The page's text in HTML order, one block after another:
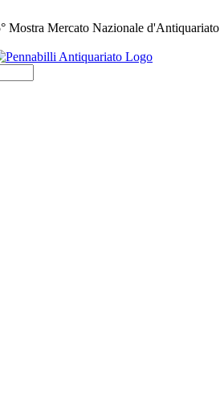
Mostra Mercato Nazionale d'Antiquariato